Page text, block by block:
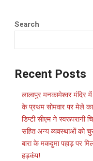
Search
Recent Posts
लालापुर मनकामेश्वर मंदिर
के प्रथम सोमवार पर मेले का
डिप्टी सीएम ने स्वरूपरानी
सहित अन्य व्यवस्थाओं को
बारा के मकदुमा पहाड़ पर
हड़कंप!